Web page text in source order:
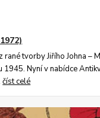
tvorby Jiřího Johna –
1945. Nyní v nabídce
číst celé